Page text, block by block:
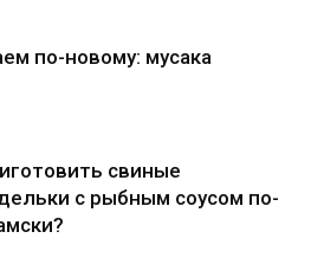
по-новому: мусака
свиные
с рыбным соусом по-